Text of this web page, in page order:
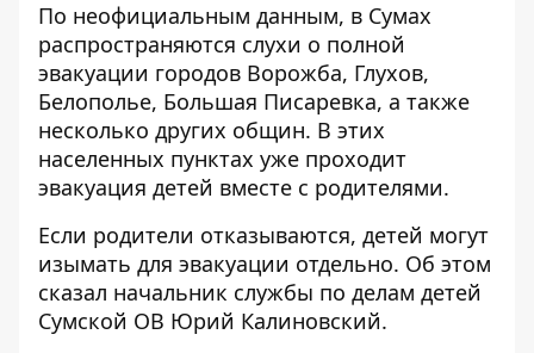
По неофициальным данным, в Сумах
распространяются слухи о полной
эвакуации городов Ворожба, Глухов,
Белополье, Большая Писаревка, а также
несколько других общин. В этих
населенных пунктах уже проходит
эвакуация детей вместе с родителями.
Если родители отказываются, детей могут
изымать для эвакуации отдельно. Об этом
сказал начальник службы по делам детей
Сумской ОВ Юрий Калиновский.